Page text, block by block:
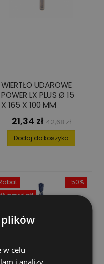
WIERTŁO UDAROWE
POWER LX PLUS Ø 15
X 165 X 100 MM
Cena
21,34 zł Cena
podstawowa
42,68 zł
Dodaj do koszyka
-50%
plików
w celu
i analizy